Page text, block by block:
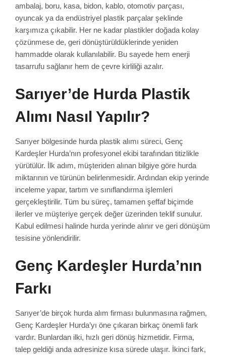
ambalaj, boru, kasa, bidon, kablo, otomotiv parçası,
oyuncak ya da endüstriyel plastik parçalar şeklinde
karşımıza çıkabilir. Her ne kadar plastikler doğada kolay
çözünmese de, geri dönüştürüldüklerinde yeniden
hammadde olarak kullanılabilir. Bu sayede hem enerji
tasarrufu sağlanır hem de çevre kirliliği azalır.
Sarıyer’de Hurda Plastik
Alımı Nasıl Yapılır?
Sarıyer bölgesinde hurda plastik alımı süreci, Genç
Kardeşler Hurda’nın profesyonel ekibi tarafından titizlikle
yürütülür. İlk adım, müşteriden alınan bilgiye göre hurda
miktarının ve türünün belirlenmesidir. Ardından ekip yerinde
inceleme yapar, tartım ve sınıflandırma işlemleri
gerçekleştirilir. Tüm bu süreç, tamamen şeffaf biçimde
ilerler ve müşteriye gerçek değer üzerinden teklif sunulur.
Kabul edilmesi halinde hurda yerinde alınır ve geri dönüşüm
tesisine yönlendirilir.
Genç Kardeşler Hurda’nın
Farkı
Sarıyer’de birçok hurda alım firması bulunmasına rağmen,
Genç Kardeşler Hurda’yı öne çıkaran birkaç önemli fark
vardır. Bunlardan ilki, hızlı geri dönüş hizmetidir. Firma,
talep geldiği anda adresinize kısa sürede ulaşır. İkinci fark,